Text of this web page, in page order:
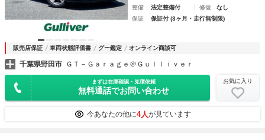
整備
法定整備付 修復
なし
保証
保証付 (3ヶ月・走行無制限)
販売店保証 車両状態評価書 グー鑑定 オンライン商談可
千葉県野田市 ＧＴ－Ｇａｒａｇｅ＠Ｇｕｌｌｉｖｅｒ
まずは在庫確認・見積依頼
無料通話でお問い合わせ
お気に入り
今あなたの他に4人が見ています